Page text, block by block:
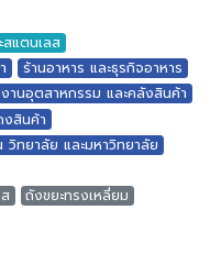
สแตนเลส
ร้านอาหาร และธุรกิจอาหาร
านอุตสาหกรรม และคลังสินค้า
สินค้า
วิทยาลัย และมหาวิทยาลัย
ถังขยะทรงเหลี่ยม